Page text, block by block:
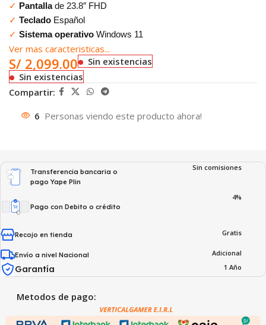
✓ Pantallade 23.8″ FHD
✓ Teclado Español
✓ Sistema operativo Windows 11
Ver mas caracteristicas...
S/ 2,099.00
Sin existencias
Sin existencias
Compartir:
6 Personas viendo este producto ahora!
Transferencia bancaria o
pago Yape Plin
Sin comisiones
Pago con Debito o crédito
4%
Recojo en tienda Gratis
Envío a nivel Nacional Adicional
Garantía 1 Año
Metodos de pago: